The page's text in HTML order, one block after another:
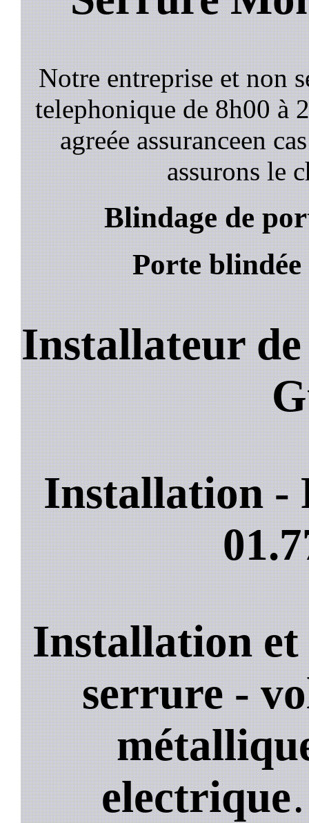
Notre entreprise et non
telephonique de 8h00 à
agreée assuranceen
assurons le
Blindage de
Porte
Installateur
Installation -
Installation
serrure -
electrique